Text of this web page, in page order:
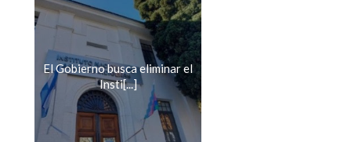
El Gobierno busca eliminar el
Insti[...]